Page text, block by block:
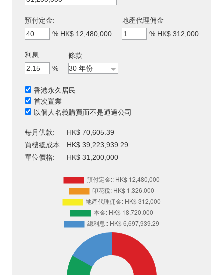
預付定金:
% HK$ 12,480,000
地產代理佣金
% HK$ 312,000
利息
%
條款
香港永久居民
首次置業
以個人名義購買而不是通過公司
每月供款:
HK$ 70,605.39
買樓總成本:
HK$ 39,223,939.29
單位價格:
HK$ 31,200,000